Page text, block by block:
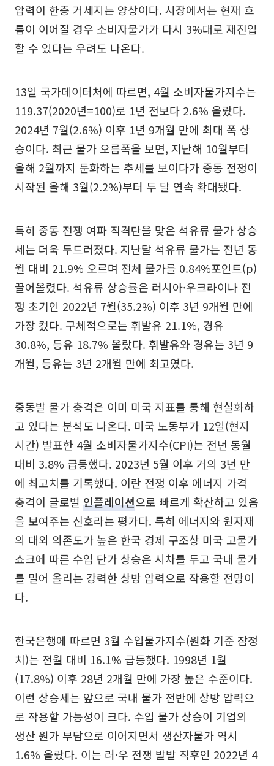
압력이 한층 거세지는 양상이다. 시장에서는 현재 흐
름이 이어질 경우 소비자물가가 다시 3%대로 재진입
할 수 있다는 우려도 나온다.
13일 국가데이터처에 따르면, 4월 소비자물가지수는
119.37(2020년=100)로 1년 전보다 2.6% 올랐다.
2024년 7월(2.6%) 이후 1년 9개월 만에 최대 폭 상
승이다. 최근 물가 오름폭을 보면, 지난해 10월부터
올해 2월까지 둔화하는 추세를 보이다가 중동 전쟁이
시작된 올해 3월(2.2%)부터 두 달 연속 확대됐다.
특히 중동 전쟁 여파 직격탄을 맞은 석유류 물가 상승
세는 더욱 두드러졌다. 지난달 석유류 물가는 전년 동
월 대비 21.9% 오르며 전체 물가를 0.84%포인트(p)
끌어올렸다. 석유류 상승률은 러시아·우크라이나 전
쟁 초기인 2022년 7월(35.2%) 이후 3년 9개월 만에
가장 컸다. 구체적으로는 휘발유 21.1%, 경유
30.8%, 등유 18.7% 올랐다. 휘발유와 경유는 3년 9
개월, 등유는 3년 2개월 만에 최고였다.
중동발 물가 충격은 이미 미국 지표를 통해 현실화하
고 있다는 분석도 나온다. 미국 노동부가 12일(현지
시간) 발표한 4월 소비자물가지수(CPI)는 전년 동월
대비 3.8% 급등했다. 2023년 5월 이후 거의 3년 만
에 최고치를 기록했다. 이란 전쟁 이후 에너지 가격
충격이 글로벌 인플레이션으로 빠르게 확산하고 있음
을 보여주는 신호라는 평가다. 특히 에너지와 원자재
의 대외 의존도가 높은 한국 경제 구조상 미국 고물가
쇼크에 따른 수입 단가 상승은 시차를 두고 국내 물가
를 밀어 올리는 강력한 상방 압력으로 작용할 전망이
다.
한국은행에 따르면 3월 수입물가지수(원화 기준 잠정
치)는 전월 대비 16.1% 급등했다. 1998년 1월
(17.8%) 이후 28년 2개월 만에 가장 높은 수준이다.
이런 상승세는 앞으로 국내 물가 전반에 상방 압력으
로 작용할 가능성이 크다. 수입 물가 상승이 기업의
생산 원가 부담으로 이어지면서 생산자물가 역시
1.6% 올랐다. 이는 러·우 전쟁 발발 직후인 2022년 4